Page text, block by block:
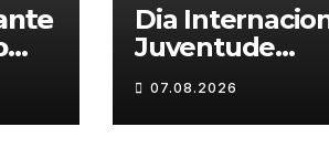
Dia
Juventude
celebrado em
Chaves com
atividades
07.08.2026